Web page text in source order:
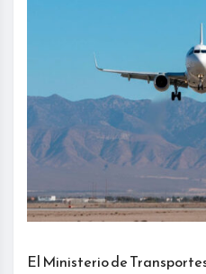
El Ministerio de